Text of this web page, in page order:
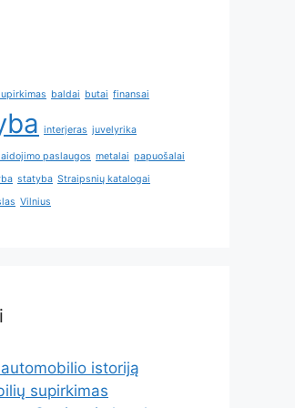
baldai butai finansai
interjeras juvelyrika
paslaugos metalai papuošalai
statyba Straipsnių katalogai
Vilnius
istoriją
supirkimas